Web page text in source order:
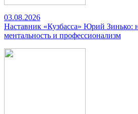
03.08.2026
Наставник «Кузбасса» Юрий Зинько:
ментальность и профессионализм